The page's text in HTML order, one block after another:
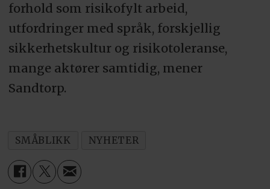
forhold som risikofylt arbeid,
utfordringer med språk, forskjellig
sikkerhetskultur og risikotoleranse,
mange aktører samtidig, mener
Sandtorp.
SMÅBLIKK NYHETER